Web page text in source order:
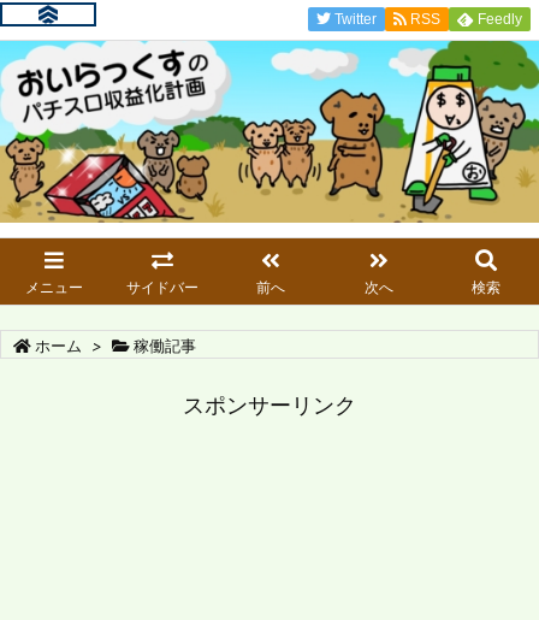
メニュー サイドバー 前へ 次へ 検索
Twitter RSS Feedly
ホーム > 稼働記事
スポンサーリンク